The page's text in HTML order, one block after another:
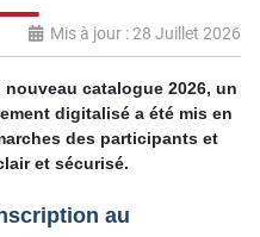
Mis à jour : 28 Juillet 2026
catalogue 2026, un
digitalisé a été mis en
des participants et
et sécurisé.
au